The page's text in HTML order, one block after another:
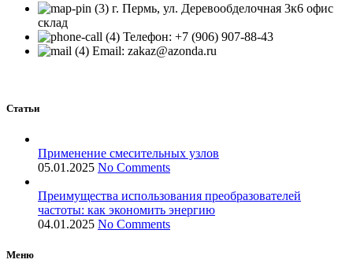
г. Пермь, ул. Деревообделочная 3к6 офис
склад
Телефон: +7 (906) 907-88-43
Email: zakaz@azonda.ru
Статьи
Применение смесительных узлов
05.01.2025 No Comments
Преимущества использования преобразователей
частоты: как экономить энергию
04.01.2025 No Comments
Меню